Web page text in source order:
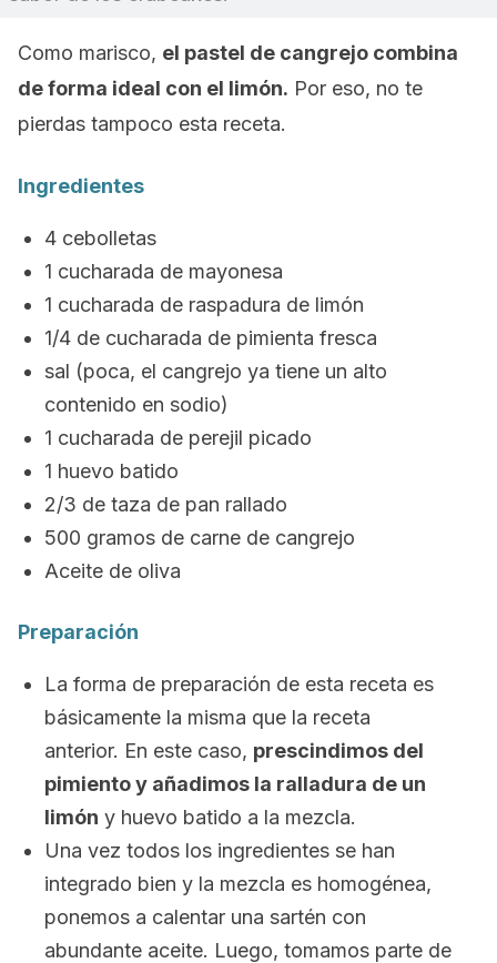
Como marisco, el pastel de cangrejo combina
de forma ideal con el limón. Por eso, no te
pierdas tampoco esta receta.
Ingredientes
4 cebolletas
1 cucharada de mayonesa
1 cucharada de raspadura de limón
1/4 de cucharada de pimienta fresca
sal (poca, el cangrejo ya tiene un alto
contenido en sodio)
1 cucharada de perejil picado
1 huevo batido
2/3 de taza de pan rallado
500 gramos de carne de cangrejo
Aceite de oliva
Preparación
La forma de preparación de esta receta es
básicamente la misma que la receta
anterior. En este caso, prescindimos del
pimiento y añadimos la ralladura de un
limón y huevo batido a la mezcla.
Una vez todos los ingredientes se han
integrado bien y la mezcla es homogénea,
ponemos a calentar una sartén con
abundante aceite. Luego, tomamos parte de